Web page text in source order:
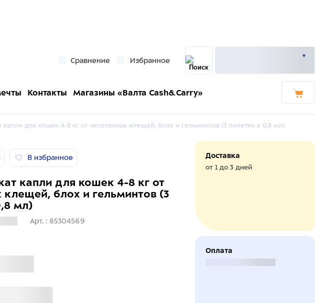
Сравнение Избранное
Контакты Магазины «Валта Cash&Carry»
капли для кошек 4-8 кг от чесоточных клещей, блох и гельминтов (3 пипетки х 0,8 мл)
В избранное
капли для кошек 4-8 кг от
клещей, блох и гельминтов (3
мл)
Арт. : 85304569
Доставка
от 1 до 3 дней
Оплата